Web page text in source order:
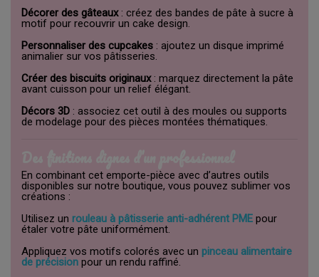
Décorer des gâteaux: créez des bandes de pâte à sucre à
motif pour recouvrir un cake design.
Personnaliser des cupcakes : ajoutez un disque imprimé
animalier sur vos pâtisseries.
Créer des biscuits originaux: marquez directement la pâte
avant cuisson pour un relief élégant.
Décors 3D : associez cet outil à des moules ou supports
de modelage pour des pièces montées thématiques.
En combinant cet emporte-pièce avec d’autres outils
disponibles sur notre boutique, vous pouvez sublimer vos
créations :
Utilisez un rouleau à pâtisserie anti-adhérent PME pour
étaler votre pâte uniformément.
Appliquez vos motifs colorés avec un pinceau alimentaire
de précision pour un rendu raffiné.